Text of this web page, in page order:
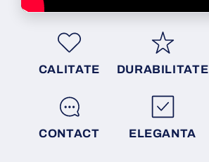
CALITATE DURABILITATE
CONTACT ELEGANTA